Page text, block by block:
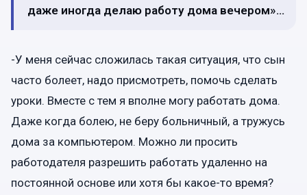
даже иногда делаю работу дома вечером»…
-У меня сейчас сложилась такая ситуация, что сын
часто болеет, надо присмотреть, помочь сделать
уроки. Вместе с тем я вполне могу работать дома.
Даже когда болею, не беру больничный, а тружусь
дома за компьютером. Можно ли просить
работодателя разрешить работать удаленно на
постоянной основе или хотя бы какое-то время?